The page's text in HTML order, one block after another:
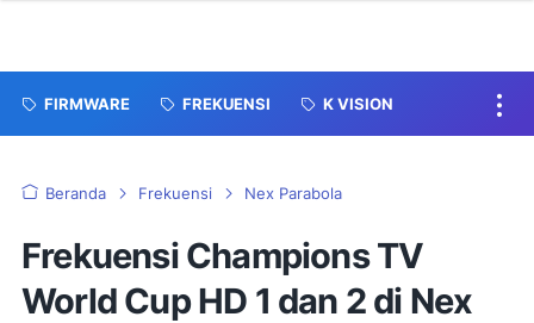
FIRMWARE FREKUENSI K VISION
Beranda Frekuensi Nex Parabola
Frekuensi Champions TV
World Cup HD 1 dan 2 di Nex